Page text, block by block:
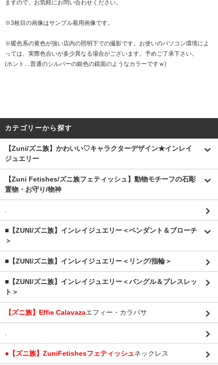
ますので、お気軽にお問い合わせください。
※3枚目の画像はサンプル着用画像です。
※暖色系の黄色が強い店内の照明下での撮影です。お使いのパソコン環境によ
っては、実際色合いが多少異なる場合がございます。予めご了承下さい。
(ホント…普通のシルバーの銀色の鏡面のようなカラーですｗ)
カテゴリーから探す
【Zuni/ズニ族】かわいい♡キャラクターデザイン★インレイ
ジュエリー
【Zuni Fetishes/ズニ族フェティッシュ】動物モチーフの石彫
置物・お守り/物神
.
■【ZUNI/ズニ族】インレイジュエリー＜ペンダント＆ブローチ
＞
■【ZUNI/ズニ族】インレイジュエリー＜リング/指輪＞
■【ZUNI/ズニ族】インレイジュエリー＜バングル＆ブレスレッ
ト＞
【ズニ族】Effie Calavazaエフィー・カラバサ
.
●【ズニ族】ZuniFetishesフェティッシュネックレス